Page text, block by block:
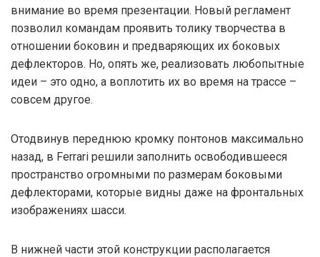
внимание во время презентации. Новый регламент
позволил командам проявить толику творчества в
отношении боковин и предваряющих их боковых
дефлекторов. Но, опять же, реализовать любопытные
идеи – это одно, а воплотить их во время на трассе –
совсем другое.
Отодвинув переднюю кромку понтонов максимально
назад, в Ferrari решили заполнить освободившееся
пространство огромными по размерам боковыми
дефлекторами, которые видны даже на фронтальных
изображениях шасси.
В нижней части этой конструкции располагается